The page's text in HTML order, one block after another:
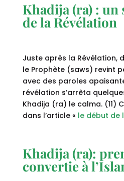
Khadija (ra) :
de la Révélation
Juste après la Révélation,
le Prophète (saws) revint
avec des paroles
révélation s’arrêta
Khadija (ra) le calma. (11)
dans l’article « le début de
Khadija (ra):
convertie à